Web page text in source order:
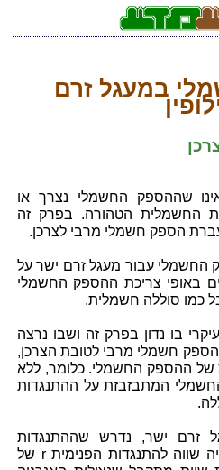
במעגל זרם
שההספק החשמלי נצרך או
החשמלית הטהורה. בפרק זה
הספק חשמלי מרבי לצרכן.
החשמלי עבור מעגל זרם ישר על
באופי צריכת ההספק החשמלי
כמו סוללה חשמלית.
בו נדון בפרק זה ושבו נרצה
חשמלי מרבי לטובת הצרכן,
של ההספק החשמלי. כלומר, ללא
המתבזבזת על ההתנגדות
זרם ישר, נדרש שההתנגדות
החשמלית של הצרכן R תהיה שווה להתנגדות הפנימית r של